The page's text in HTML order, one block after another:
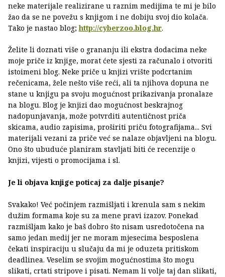
neke materijale realizirane u raznim medijima te mi je bilo
žao da se ne povežu s knjigom i ne dobiju svoj dio kolača.
Tako je nastao blog;http://cyberzoo.blog.hr.
Želite li doznati više o grananju ili ekstra dodacima neke
moje priče iz knjige, morat ćete sjesti za računalo i otvoriti
istoimeni blog. Neke priče u knjizi vrište podcrtanim
rečenicama, žele nešto više reći, ali ta njihova dopuna ne
stane u knjigu pa svoju mogućnost prikazivanja pronalaze
na blogu. Blog je knjizi dao mogućnost beskrajnog
nadopunjavanja, može potvrditi autentičnost priča
skicama, audio zapisima, proširiti priču fotografijama... Svi
materijali vezani za priče već se nalaze objavljeni na blogu.
Ono što ubuduće planiram stavljati biti će recenzije o
knjizi, vijesti o promocijama i sl.
Je li objava knjige poticaj za dalje pisanje?
Svakako! Već počinjem razmišljati i krenula sam s nekim
dužim formama koje su za mene pravi izazov. Ponekad
razmišljam kako je baš dobro što nisam usredotočena na
samo jedan medij jer ne moram mjesecima besposlena
čekati inspiraciju u slučaju da mi je oduzeta pritiskom
deadlinea. Veselim se svojim mogućnostima što mogu
slikati, crtati stripove i pisati. Nemam li volje taj dan slikati,